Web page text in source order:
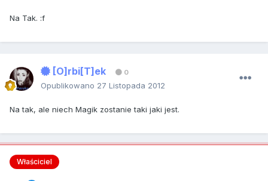
Na Tak. :f
[O]rbi[T]ek 0
Opublikowano 27 Listopada 2012
Na tak, ale niech Magik zostanie taki jaki jest.
Właściciel